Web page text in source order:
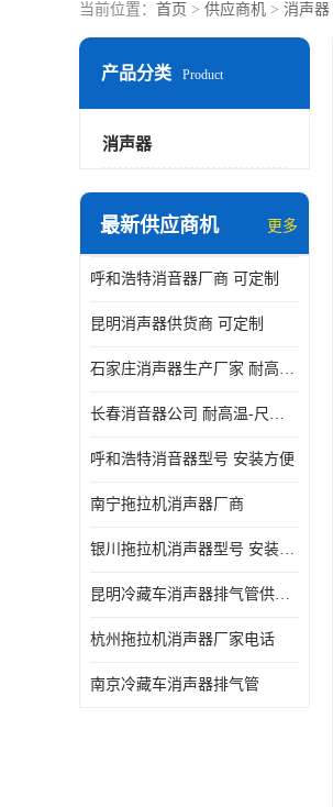
当前位置： 首页 > 供应商机 > 消声器
产品分类 Product
消声器
最新供应商机 更多
呼和浩特消音器厂商 可定制
昆明消声器供货商 可定制
石家庄消声器生产厂家 耐高温-尺寸可定制
长春消音器公司 耐高温-尺寸可定制
呼和浩特消音器型号 安装方便
南宁拖拉机消声器厂商
银川拖拉机消声器型号 安装方便
昆明冷藏车消声器排气管供货商 可定制
杭州拖拉机消声器厂家电话
南京冷藏车消声器排气管